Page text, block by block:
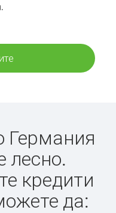
Германия
лесно.
кредити
да: